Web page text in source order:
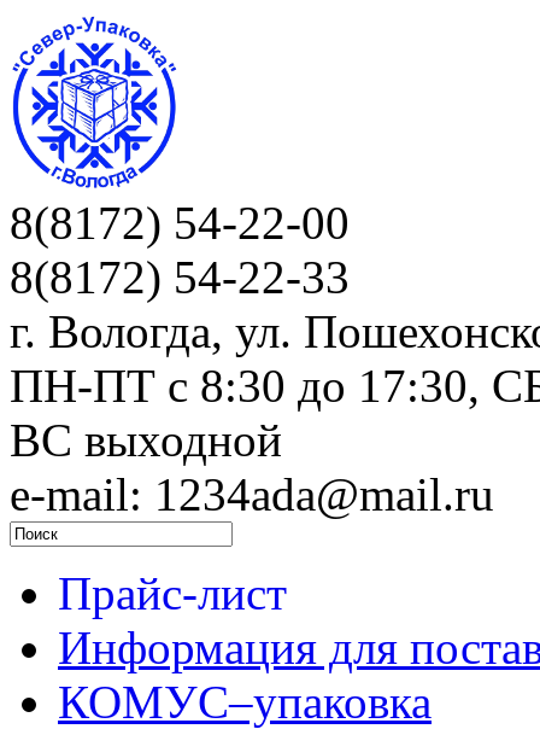
8(8172) 54-22-00
8(8172) 54-22-33
г. Вологда, ул.
ПН-ПТ c 8:30 до 17:30,
ВС выходной
e-mail: 1234ada@mail.ru
Прайс-лист
Информация для
КОМУС–упаковка